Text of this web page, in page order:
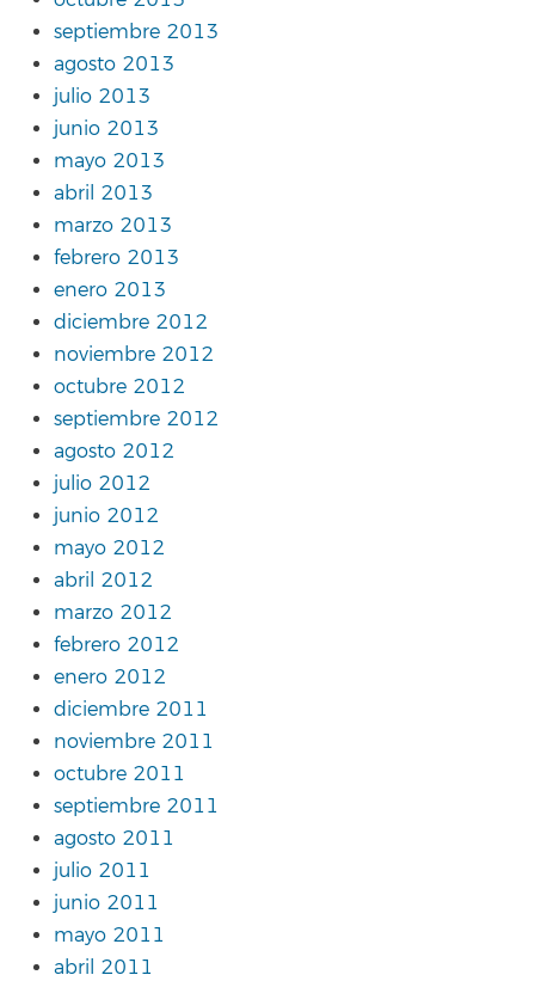
septiembre 2013
agosto 2013
julio 2013
junio 2013
mayo 2013
abril 2013
marzo 2013
febrero 2013
enero 2013
diciembre 2012
noviembre 2012
octubre 2012
septiembre 2012
agosto 2012
julio 2012
junio 2012
mayo 2012
abril 2012
marzo 2012
febrero 2012
enero 2012
diciembre 2011
noviembre 2011
octubre 2011
septiembre 2011
agosto 2011
julio 2011
junio 2011
mayo 2011
abril 2011